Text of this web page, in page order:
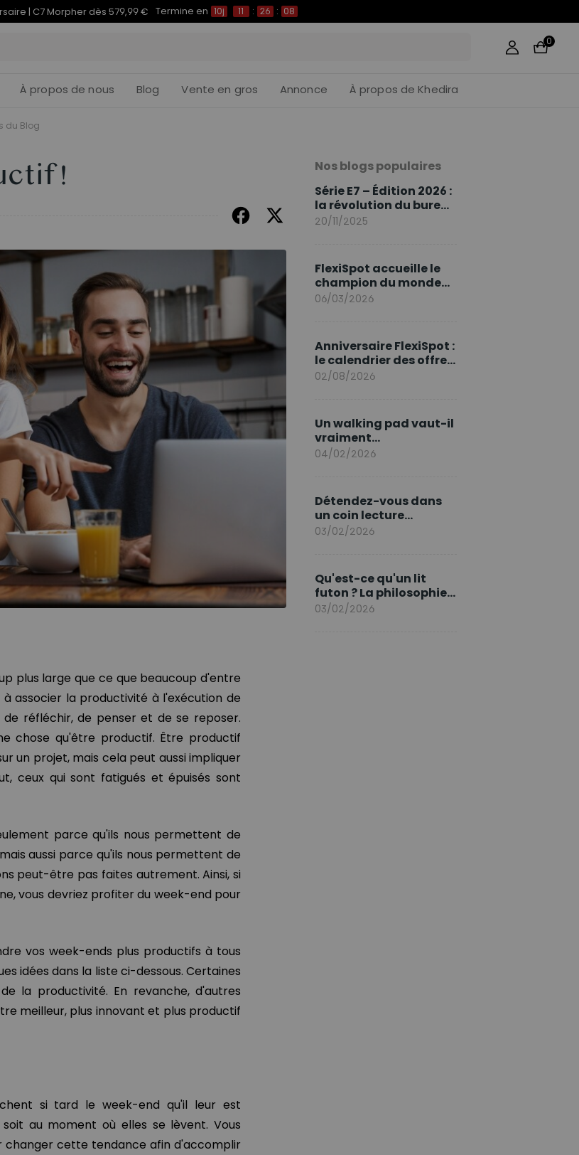
| C7 Morpher dès 579,99 € Termine en 10j 11 : 26 : 08
0
À propos de nous Blog Vente en gros Annonce À propos de Khedira
du Blog
!
plus large que ce que beaucoup d'entre
associer la productivité à l'exécution de
réfléchir, de penser et de se reposer.
chose qu'être productif. Être productif
un projet, mais cela peut aussi impliquer
ceux qui sont fatigués et épuisés sont
parce qu'ils nous permettent de
aussi parce qu'ils nous permettent de
peut-être pas faites autrement. Ainsi, si
vous devriez profiter du week-end pour
vos week-ends plus productifs à tous
idées dans la liste ci-dessous. Certaines
la productivité. En revanche, d'autres
meilleur, plus innovant et plus productif
si tard le week-end qu'il leur est
au moment où elles se lèvent. Vous
cette tendance afin d'accomplir
Nos blogs populaires
Série E7 – Édition 2026 :
la révolution du bureau
assis debout continue
20/11/2025
FlexiSpot accueille le
champion du monde
Sami Khedira comme
06/03/2026
Anniversaire FlexiSpot :
le calendrier des offres
d’août
02/08/2026
Un walking pad vaut-il
vraiment
l'investissement ?
04/02/2026
Détendez-vous dans
un coin lecture
printanier
03/02/2026
Qu'est-ce qu'un lit
futon ? La philosophie
du sommeil japonais
03/02/2026